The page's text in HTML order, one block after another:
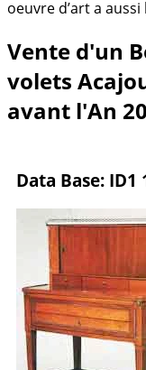
oeuvre d’art a
Vente d'un
volets
avant l'An
Data Base: ID1